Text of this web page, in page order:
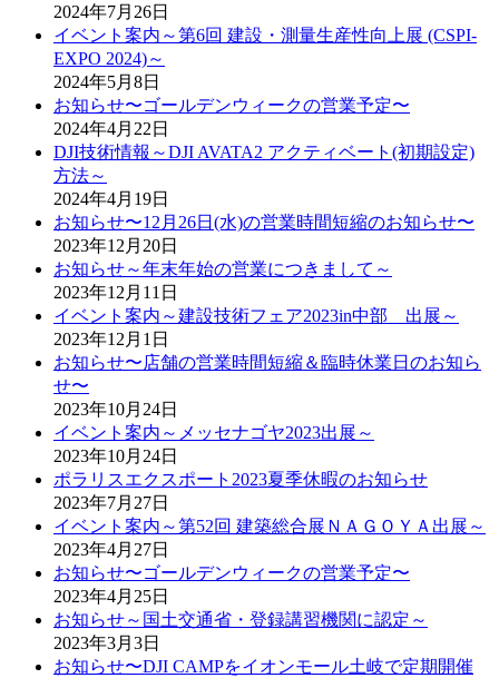
2024年7月26日
イベント案内～第6回 建設・測量生産性向上展 (CSPI-
EXPO 2024)～
2024年5月8日
お知らせ〜ゴールデンウィークの営業予定〜
2024年4月22日
DJI技術情報～DJI AVATA2 アクティベート(初期設定)
方法～
2024年4月19日
お知らせ〜12月26日(水)の営業時間短縮のお知らせ〜
2023年12月20日
お知らせ～年末年始の営業につきまして～
2023年12月11日
イベント案内～建設技術フェア2023in中部 出展～
2023年12月1日
お知らせ〜店舗の営業時間短縮＆臨時休業日のお知ら
せ〜
2023年10月24日
イベント案内～メッセナゴヤ2023出展～
2023年10月24日
ポラリスエクスポート2023夏季休暇のお知らせ
2023年7月27日
イベント案内～第52回 建築総合展ＮＡＧＯＹＡ出展～
2023年4月27日
お知らせ〜ゴールデンウィークの営業予定〜
2023年4月25日
お知らせ～国土交通省・登録講習機関に認定～
2023年3月3日
お知らせ〜DJI CAMPをイオンモール土岐で定期開催